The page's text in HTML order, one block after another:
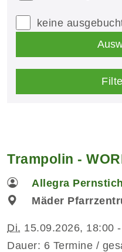
keine
Trampolin -
Allegra Pernstich
Mäder
Di. 15.09.2026, 18:00
Dauer: 6 Termine /